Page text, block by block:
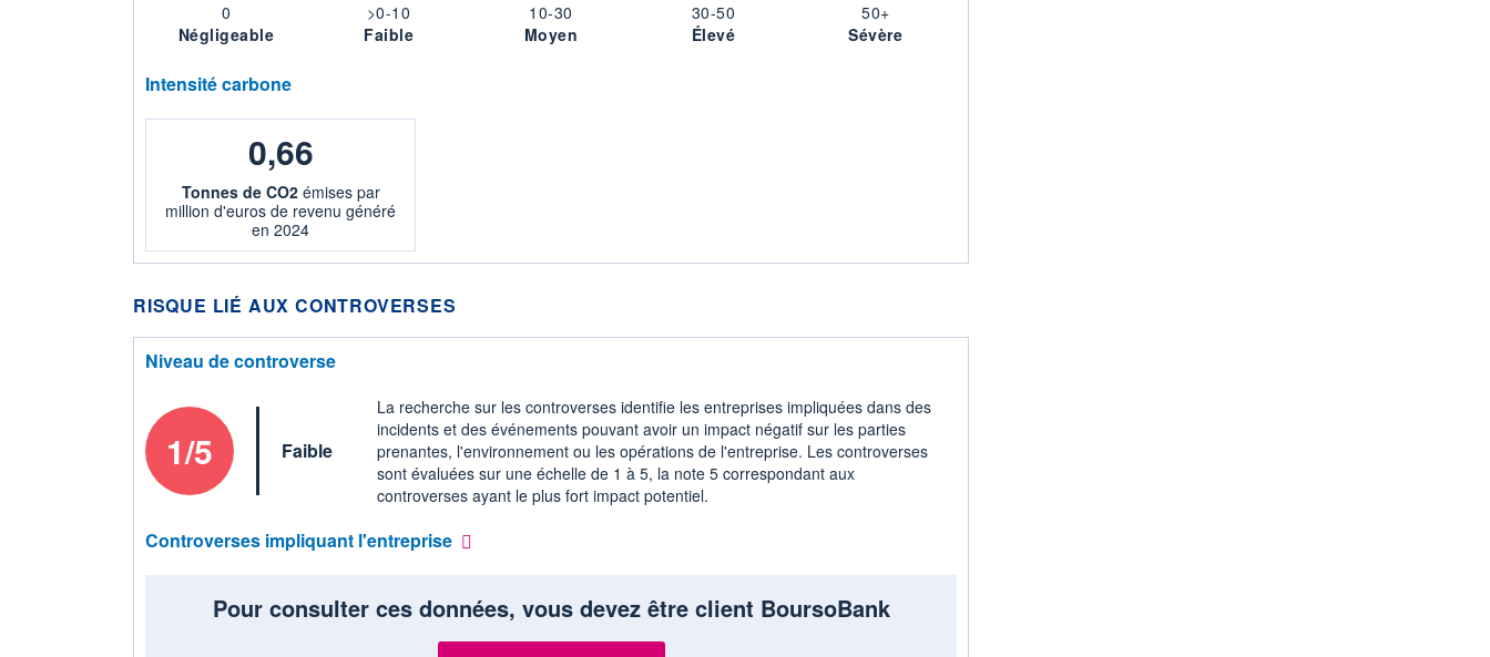
0
Négligeable
>0-10
Faible
10-30
Moyen
30-50
Élevé
50+
Sévère
Intensité carbone
0,66
Tonnes de CO2émises par
million d'euros de revenu généré
en 2024
RISQUE LIÉ AUX CONTROVERSES
Niveau de controverse
1/5 Faible
La recherche sur les controverses identifie les entreprises impliquées dans des
incidents et des événements pouvant avoir un impact négatif sur les parties
prenantes, l'environnement ou les opérations de l'entreprise. Les controverses
sont évaluées sur une échelle de 1 à 5, la note 5 correspondant aux
controverses ayant le plus fort impact potentiel.
Controverses impliquant l'entreprise
Pour consulter ces données, vous devez être client BoursoBank